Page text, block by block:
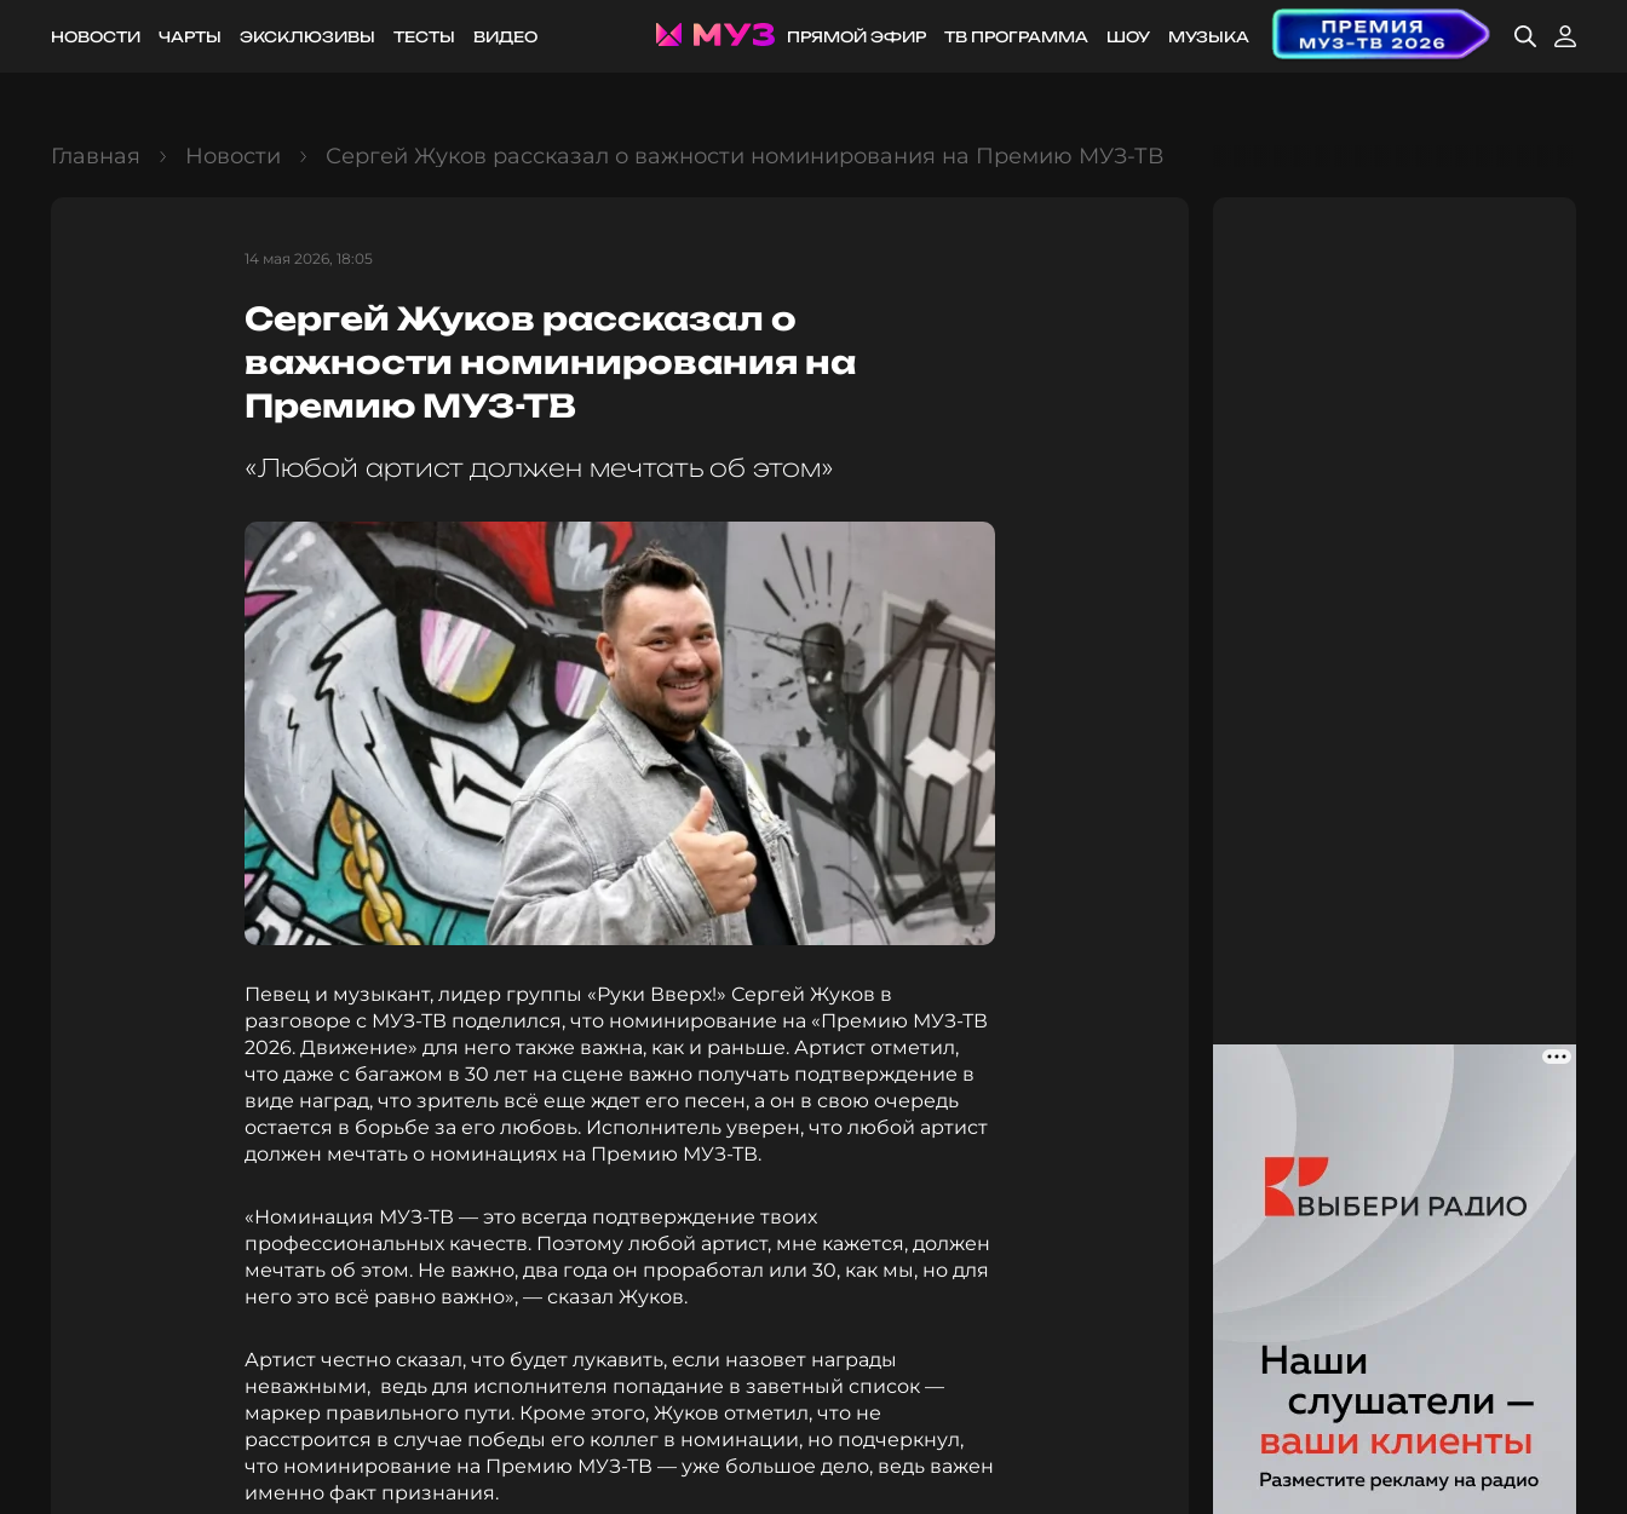
НОВОСТИ ЧАРТЫ ЭКСКЛЮЗИВЫ ТЕСТЫ ВИДЕО ПРЯМОЙ ЭФИР ТВ ПРОГРАММА ШОУ МУЗЫКА
Главная Новости Сергей Жуков рассказал о важности номинирования на Премию МУЗ-ТВ
14 мая 2026, 18:05
Сергей Жуков рассказал о
важности номинирования на
Премию МУЗ-ТВ
«Любой артист должен мечтать об этом»
Певец и музыкант, лидер группы «Руки Вверх!» Сергей Жуков в
разговоре с МУЗ-ТВ поделился, что номинирование на «Премию МУЗ-ТВ
2026. Движение» для него также важна, как и раньше. Артист отметил,
что даже с багажом в 30 лет на сцене важно получать подтверждение в
виде наград, что зритель всё еще ждет его песен, а он в свою очередь
остается в борьбе за его любовь. Исполнитель уверен, что любой артист
должен мечтать о номинациях на Премию МУЗ-ТВ.
«Номинация МУЗ-ТВ — это всегда подтверждение твоих
профессиональных качеств. Поэтому любой артист, мне кажется, должен
мечтать об этом. Не важно, два года он проработал или 30, как мы, но для
него это всё равно важно», — сказал Жуков.
Артист честно сказал, что будет лукавить, если назовет награды
неважными, ведь для исполнителя попадание в заветный список —
маркер правильного пути. Кроме этого, Жуков отметил, что не
расстроится в случае победы его коллег в номинации, но подчеркнул,
что номинирование на Премию МУЗ-ТВ — уже большое дело, ведь важен
именно факт признания.